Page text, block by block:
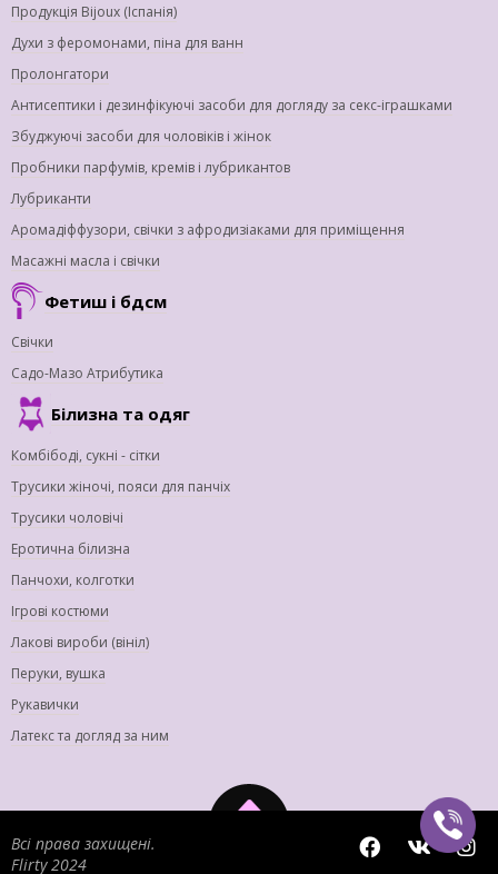
Продукція Bijoux (Іспанія)
Духи з феромонами, піна для ванн
Пролонгатори
Антисептики і дезинфікуючі засоби для догляду за секс-іграшками
Збуджуючі засоби для чоловіків і жінок
Пробники парфумів, кремів і лубрикантов
Лубриканти
Аромадіффузори, свічки з афродизіаками для приміщення
Масажні масла і свічки
Фетиш і бдсм
Свічки
Садо-Мазо Атрибутика
Білизна та одяг
Комбібоді, сукні - сітки
Трусики жіночі, пояси для панчіх
Трусики чоловічі
Еротична білизна
Панчохи, колготки
Ігрові костюми
Лакові вироби (вініл)
Перуки, вушка
Рукавички
Латекс та догляд за ним
Всі права захищені.
Flirty 2024